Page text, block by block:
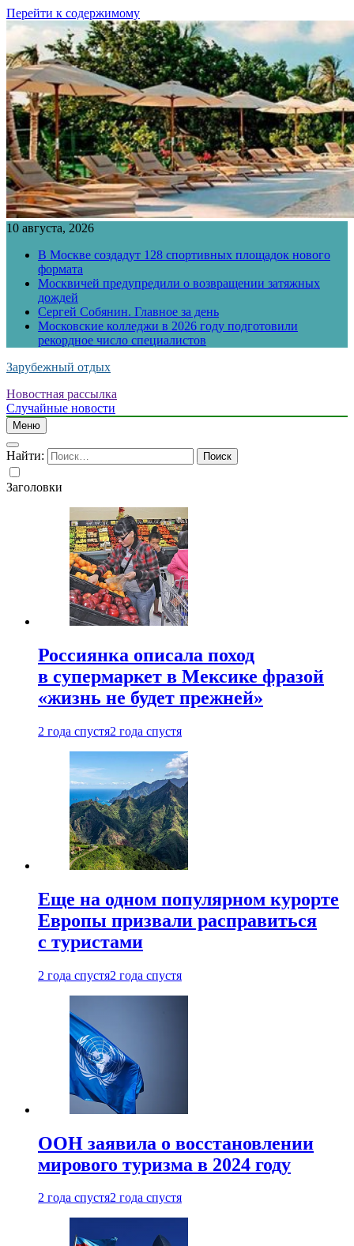
Перейти к содержимому
10 августа, 2026
В Москве создадут 128 спортивных площадок нового
формата
Москвичей предупредили о возвращении затяжных
дождей
Сергей Собянин. Главное за день
Московские колледжи в 2026 году подготовили
рекордное число специалистов
Зарубежный отдых
Новостная рассылка
Случайные новости
Меню
Найти:
Заголовки
Россиянка описала поход
в супермаркет в Мексике фразой
«жизнь не будет прежней»
2 года спустя2 года спустя
Еще на одном популярном курорте
Европы призвали расправиться
с туристами
2 года спустя2 года спустя
ООН заявила о восстановлении
мирового туризма в 2024 году
2 года спустя2 года спустя